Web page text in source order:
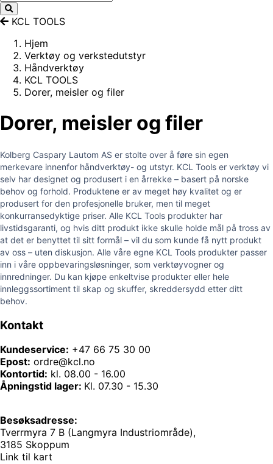
KCL TOOLS
Hjem
Verktøy og verkstedutstyr
Håndverktøy
KCL TOOLS
Dorer, meisler og filer
Dorer, meisler og filer
Kolberg Caspary Lautom AS er stolte over å føre sin egen
merkevare innenfor håndverktøy- og utstyr. KCL Tools er verktøy vi
selv har designet og produsert i en årrekke – basert på norske
behov og forhold. Produktene er av meget høy kvalitet og er
produsert for den profesjonelle bruker, men til meget
konkurransedyktige priser. Alle KCL Tools produkter har
livstidsgaranti, og hvis ditt produkt ikke skulle holde mål på tross av
at det er benyttet til sitt formål – vil du som kunde få nytt produkt
av oss – uten diskusjon. Alle våre egne KCL Tools produkter passer
inn i våre oppbevaringsløsninger, som verktøyvogner og
innredninger. Du kan kjøpe enkeltvise produkter eller hele
innleggssortiment til skap og skuffer, skreddersydd etter ditt
behov.
Kontakt
Kundeservice: +47 66 75 30 00
Epost: ordre@kcl.no
Kontortid: kl. 08.00 - 16.00
Åpningstid lager: Kl. 07.30 - 15.30
Besøksadresse:
Tverrmyra 7 B (Langmyra Industriområde),
3185 Skoppum
Link til kart